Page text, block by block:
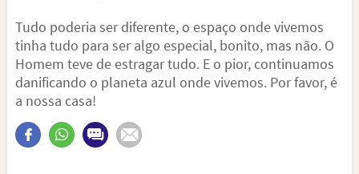
Tudo poderia ser diferente, o espaço onde vivemos
tinha tudo para ser algo especial, bonito, mas não. O
Homem teve de estragar tudo. E o pior, continuamos
danificando o planeta azul onde vivemos. Por favor, é
a nossa casa!